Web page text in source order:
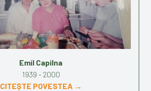
Emil Capilna
1939 - 2000
CITEȘTE POVESTEA →